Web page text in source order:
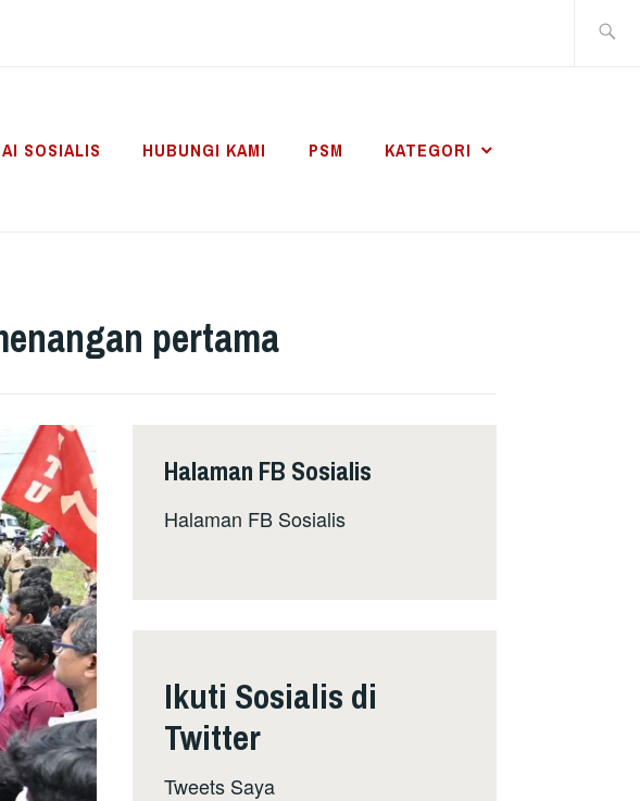
SOSIALIS HUBUNGI KAMI PSM KATEGORI
pertama
Halaman FB Sosialis
Halaman FB Sosialis
Ikuti Sosialis di
Twitter
Tweets Saya